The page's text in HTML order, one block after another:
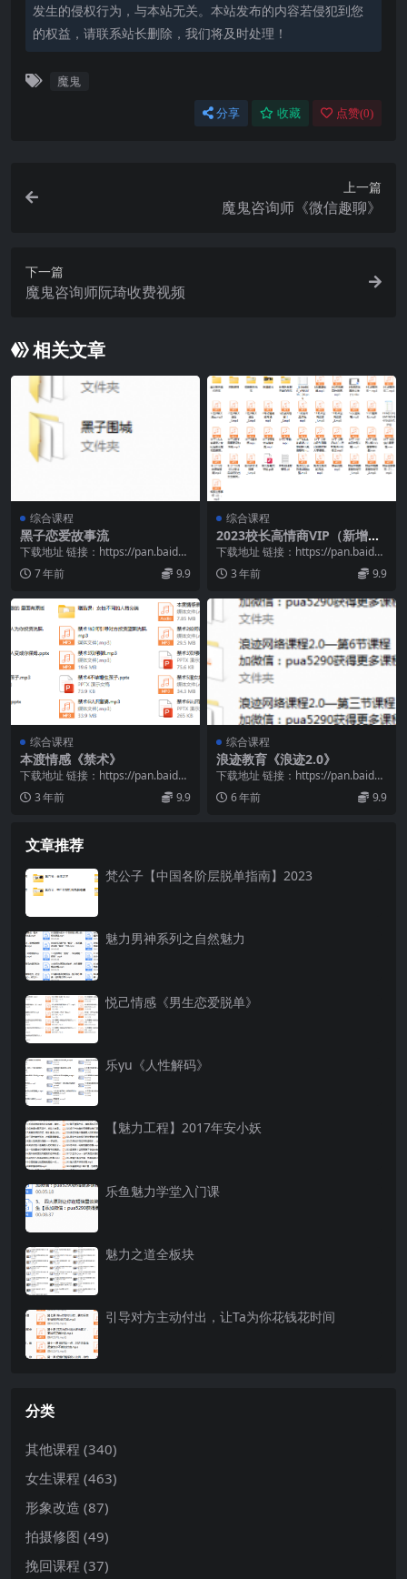
发生的侵权行为，与本站无关。本站发布的内容若侵犯到您
的权益，请联系站长删除，我们将及时处理！
魔鬼
分享 收藏 点赞(0)
上一篇
魔鬼咨询师《微信趣聊》
下一篇
魔鬼咨询师阮琦收费视频
相关文章
综合课程
黑子恋爱故事流
下载地址 链接：https://pan.baidu.
com/s/1bqwgGhm...
7 年前 9.9
综合课程
2023校长高情商VIP（新增更
新）
下载地址 链接：https://pan.baidu.
com/s/1c1QBpSS...
3 年前 9.9
综合课程
本渡情感《禁术》
下载地址 链接：https://pan.baidu.
com/s/1bTLFQlJ...
3 年前 9.9
综合课程
浪迹教育《浪迹2.0》
下载地址 链接：https://pan.baidu.
com/s/1WabZlBb...
6 年前 9.9
文章推荐
梵公子【中国各阶层脱单指南】2023
魅力男神系列之自然魅力
悦己情感《男生恋爱脱单》
乐yu《人性解码》
【魅力工程】2017年安小妖
乐鱼魅力学堂入门课
魅力之道全板块
引导对方主动付出，让Ta为你花钱花时间
分类
其他课程 (340)
女生课程 (463)
形象改造 (87)
拍摄修图 (49)
挽回课程 (37)